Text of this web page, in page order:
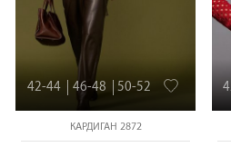
42-44 46-48 50-52
КАРДИГАН 2872